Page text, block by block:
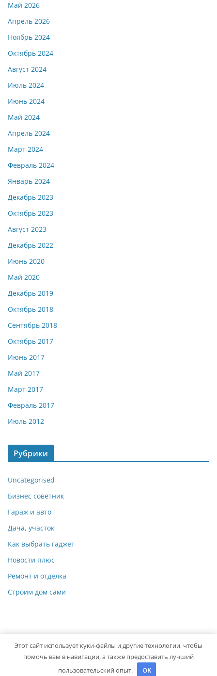
Май 2026
Апрель 2026
Ноябрь 2024
Октябрь 2024
Август 2024
Июль 2024
Июнь 2024
Май 2024
Апрель 2024
Март 2024
Февраль 2024
Январь 2024
Декабрь 2023
Октябрь 2023
Август 2023
Декабрь 2022
Июнь 2020
Май 2020
Декабрь 2019
Октябрь 2018
Сентябрь 2018
Октябрь 2017
Июнь 2017
Май 2017
Март 2017
Февраль 2017
Июль 2012
Рубрики
Uncategorised
Бизнес советник
Гараж и авто
Дача, участок
Как выбрать гаджет
Новости плюс
Ремонт и отделка
Строим дом сами
Copyright © 2026 Идеальный ремонт. Powered byColorMag
Этот сайт использует куки-файлы и другие технологии, чтобы
помочь вам в навигации, а также предоставить лучший
пользовательский опыт.
OK